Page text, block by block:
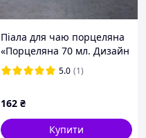
Піала для чаю порцеляна
«Порцеляна 70 мл. Дизайн
02» 70 мл
5.0 (1)
162 ₴
Купити